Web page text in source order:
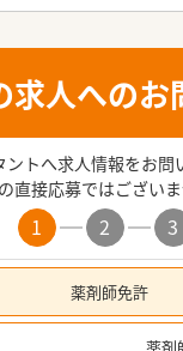
求人へのお
ントへ求人情報をお問
直接応募ではござい
1 2 3
薬剤師免許